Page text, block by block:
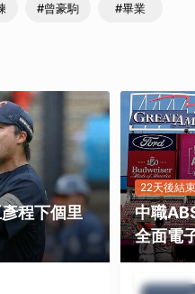
#曾豪駒 #畢業
程下個里
22天後結束
中職
全面電